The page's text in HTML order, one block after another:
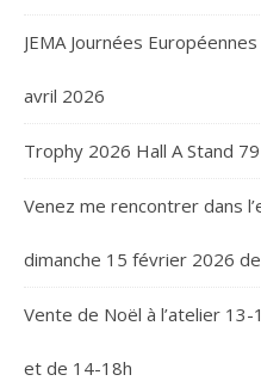
JEMA Journées
avril 2026
Trophy 2026 Hall A Stand
Venez me rencontrer dans
dimanche 15 février 2026
Vente de Noël à l’atelier
et de 14-18h